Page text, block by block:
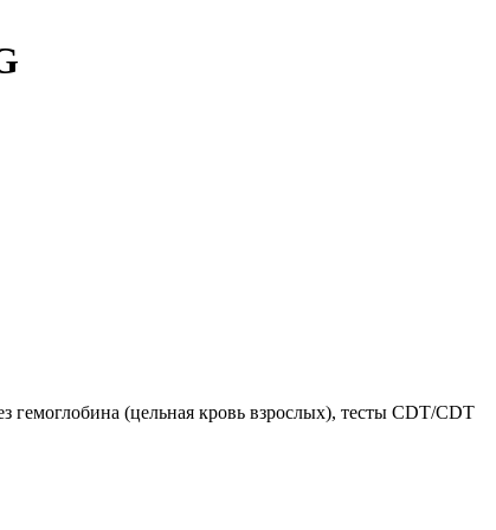
(цельная кровь взрослых), тесты CDT/CDT